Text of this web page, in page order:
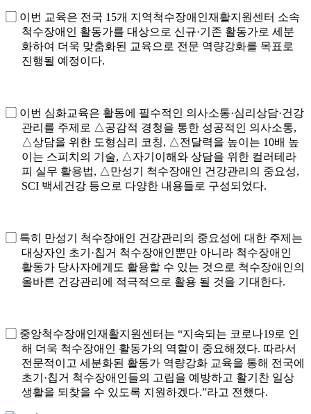
이번 교육은 전국 15개 지역척수장애인재활지원센터 소속
척수장애인 활동가를 대상으로 신규·기존 활동가로 세분
화하여 더욱 맞춤화된 교육으로 전문 역량강화를 목표로
진행될 예정이다.
이번 심화교육은 활동에 필수적인 의사소통·심리상담·건강
관리를 주제로 △공감적 경청을 통한 성공적인 의사소통,
△상담을 위한 도형심리 코칭, △전달력을 높이는 10배 높
이는 스피치의 기술, △자기이해와 상담을 위한 컬러테라
피 실무 활용법, △만성기 척수장애인 건강관리의 중요성,
SCI 백세건강 등으로 다양한 내용들로 구성되었다.
특히 만성기 척수장애인 건강관리의 중요성에 대한 주제는
대상자인 초기 ·칩거 척수장애인뿐만 아니라 척수장애인
활동가 당사자에게도 활용할 수 있는 것으로 척수장애인의
올바른 건강관리에 적극적으로 활용 될 것을 기대한다.
중앙척수장애인재활지원센터는 “지속되는 코로나19로 인
해 더욱 척수장애인 활동가의 역할이 중요해졌다. 따라서
전문적이고 세분화된 활동가 역량강화 교육을 통해 전국에
초기 ·칩거 척수장애인들의 고립을 예방하고 활기찬 일상
생활을 되찾을 수 있도록 지원하겠다.”라고 전했다.